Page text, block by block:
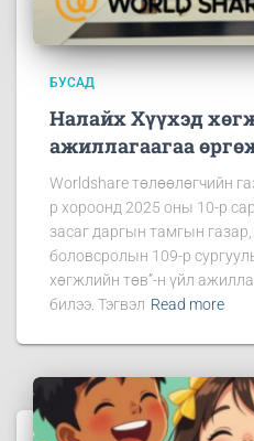
БУСАД
Налайх Хүүхэд
ажиллагаагаа
Worldshare төлөөлөгчийн
р хороонд 2025 оны 10-р
засаг даргын тамгын
боловсролын 109-р
хөгжлийн төв”-н үйл
билээ. Тэгвэл Read more